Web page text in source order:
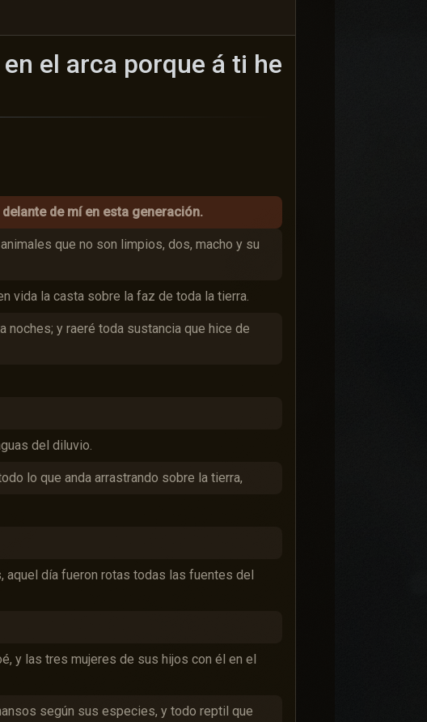
el arca porque á ti he
de mí en esta generación.
que no son limpios, dos, macho y su
vida la casta sobre la faz de toda la tierra.
noches; y raeré toda sustancia que hice de
del diluvio.
lo que anda arrastrando sobre la tierra,
día fueron rotas todas las fuentes del
y las tres mujeres de sus hijos con él en el
según sus especies, y todo reptil que